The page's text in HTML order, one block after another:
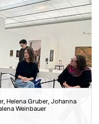
Helena Gruber, Johanna
Weinbauer